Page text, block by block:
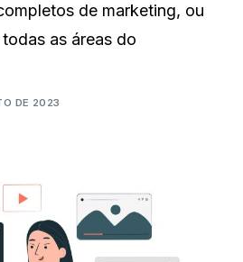
de marketing, ou
as áreas do
DE 2023